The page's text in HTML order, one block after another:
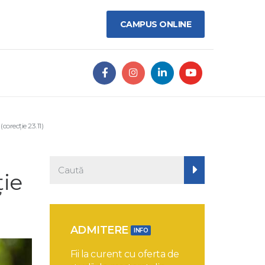
CAMPUS ONLINE
23.11)
ADMITERE INFO
Fii la curent cu oferta de